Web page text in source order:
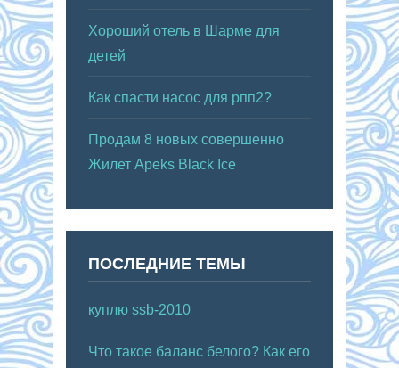
Хороший отель в Шарме для
детей
Как спасти насос для рпп2?
Продам 8 новых совершенно
Жилет Apeks Black Ice
ПОСЛЕДНИЕ ТЕМЫ
куплю ssb-2010
Что такое баланс белого? Как его